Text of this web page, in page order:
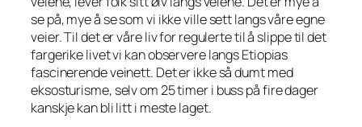
se på, mye å se som vi ikke ville sett langs våre egne
veier. Til det er våre liv for regulerte til å slippe til det
fargerike livet vi kan observere langs Etiopias
fascinerende veinett. Det er ikke så dumt med
eksosturisme, selv om 25 timer i buss på fire dager
kanskje kan bli litt i meste laget.